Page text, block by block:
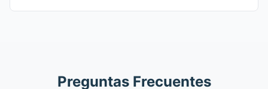
Preguntas Frecuentes